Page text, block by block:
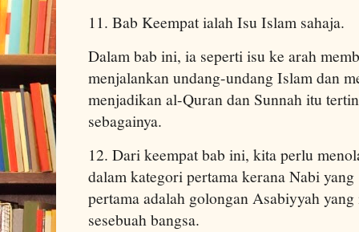
11. Bab Keempat ialah Isu Islam sahaja.
Dalam bab ini, ia seperti isu ke arah
menjalankan undang-undang Islam dan
menjadikan al-Quran dan Sunnah itu
sebagainya.
12. Dari keempat bab ini, kita perlu
dalam kategori pertama kerana Nabi
pertama adalah golongan Asabiyyah
sesebuah bangsa.